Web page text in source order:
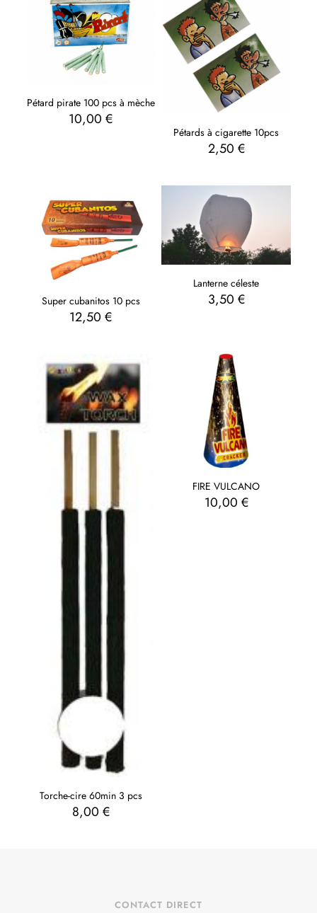
Pétard pirate 100 pcs à mèche
10,00€
Pétards à cigarette 10pcs
2,50 €
Super cubanitos 10 pcs
12,50€
Lanterne céleste
3,50 €
Torche-cire 60min 3 pcs
8,00 €
FIRE VULCANO
10,00 €
CONTACT DIRECT